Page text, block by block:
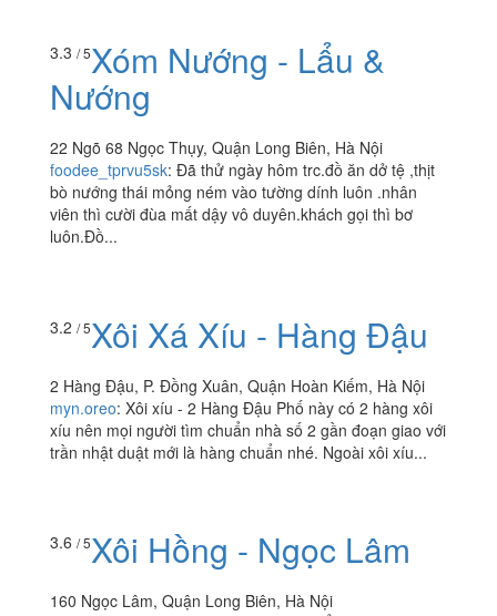
3.3/ 5Xóm Nướng - Lẩu &
Nướng
22 Ngõ 68 Ngọc Thụy, Quận Long Biên, Hà Nội
luôn.Đồ...
3.2/ 5Xôi Xá Xíu - Hàng Đậu
trần nhật duật mới là hàng chuẩn nhé. Ngoài xôi xíu...